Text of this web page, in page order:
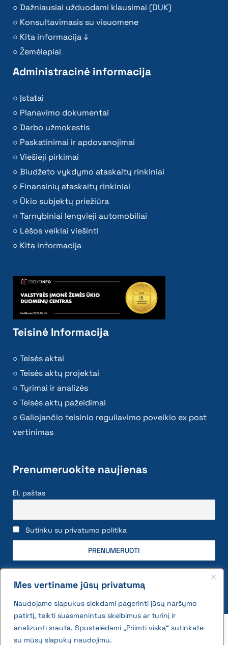
Mes vertiname jūsų privatumą
Naudojame slapukus siekdami pagerinti jūsų naršymo
patirtį, teikti suasmenintus skelbimus ar turinį ir
analizuoti srautą. Spustelėdami „Priimti viską“ sutinkate
su mūsų slapukų naudojimu.
Dažniausiai užduodami klausimai (DUK)
Konsultavimasis su visuomene
Kita informacija ↓
Žemėlapiai
Administracinė informacija
Įstatai
Planavimo dokumentai
Darbo užmokestis
Paskatinimai ir apdovanojimai
Viešieji pirkimai
Biudžeto vykdymo ataskaitų rinkiniai
Finansinių ataskaitų rinkiniai
Ūkio subjektų priežiūra
Tarnybiniai lengvieji automobiliai
Lėšos veiklai viešinti
Kita informacija
Teisinė Informacija
Teisės aktai
Teisės aktų projektai
Tyrimai ir analizės
Teisės aktų pažeidimai
Galiojančio teisinio reguliavimo poveikio ex post
vertinimas
Prenumeruokite naujienas
El. paštas
Sutinku su privatumo politika
2026 © All rights reserved | VĮ Žemės ūkio duomenų
centras